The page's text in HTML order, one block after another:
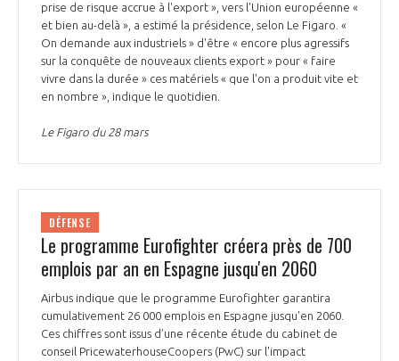
prise de risque accrue à l'export », vers l'Union européenne «
et bien au-delà », a estimé la présidence, selon Le Figaro. «
On demande aux industriels » d'être « encore plus agressifs
sur la conquête de nouveaux clients export » pour « faire
vivre dans la durée » ces matériels « que l'on a produit vite et
en nombre », indique le quotidien.
Le Figaro du 28 mars
DÉFENSE
Le programme Eurofighter créera près de 700
emplois par an en Espagne jusqu'en 2060
Airbus indique que le programme Eurofighter garantira
cumulativement 26 000 emplois en Espagne jusqu'en 2060.
Ces chiffres sont issus d’une récente étude du cabinet de
conseil PricewaterhouseCoopers (PwC) sur l'impact